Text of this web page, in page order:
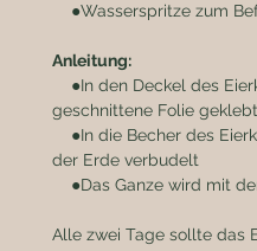
●Wasserspritze zum
Anleitung:
geschnittene Folie geklebt
der Erde verbudelt
●Das Ganze wird mit
Alle zwei Tage sollte das